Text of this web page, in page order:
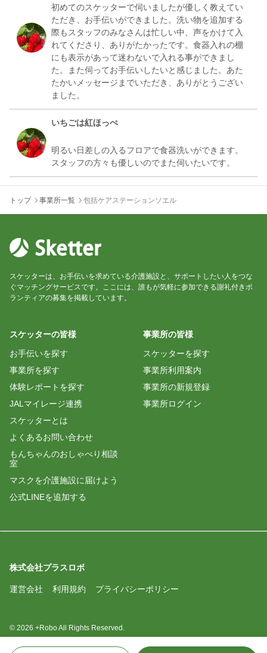
初 ラフターヨガに皆さん元気いっぱい
佐藤智恵子
2025/12/26 02:45
職員さんがステキなソエル
むーさん
初回のお手伝い
2025/09/13 12:34
利用者さんとスタッフさんの様子を見ながら
りんりん
利用者様は穏やかな表情です。
感激の手書きお礼状
ojiji
＃初スケッター
りんりん
もち
初めてのスケッターで伺いましたが優しく教えてい
ただき、お手伝いができました。洗い物を追加する
際もスタッフのみなさんは忙しい中、声をかけて入
れてくださり、ありがたかったです。食器入れの棚
にも表示があって迷わないで入れる事ができまし
た。また伺ってお手伝いしたいと感じました。あた
たかいメッセージまでいただき、ありがとうござい
いちごは紅ほっぺ
明るい日差しの入るフロアで食器洗いができます。
初めてのスケッターでしたが、お手伝いさせてもら
専念できるように、食器洗いでも役に立てるのでし
鈴木
職員の方々とても手際良く、明るい雰囲気の中、親
切に教えて頂きました。
鈴木
いと話をしながらお手伝いができてとても楽しかっ
温かい雰囲気の中でお手伝いさせていただき、あり
トップ 事業所一覧 包括ケアステーションソエル
スケッターは、お手伝いを求めている介護施設と、サポートしたい人をつな
ぐマッチングサービスです。ここには、誰もが気軽に参加できる謝礼付きボ
ランティアの募集を掲載しています。
スケッターの皆様
お手伝いを探す
事業所を探す
体験レポートを探す
JALマイレージ連携
スケッターとは
よくあるお問い合わせ
もんちゃんのおしゃべり相談
室
マスクを介護施設に届けよう
公式LINEを追加する
事業所の皆様
スケッターを探す
事業所利用案内
事業所の新規登録
事業所ログイン
株式会社プラスロボ
運営会社 利用規約 プライバシーポリシー
© 2026 +Robo All Rights Reserved.